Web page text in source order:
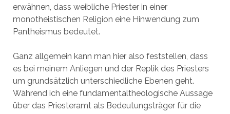
erwähnen, dass weibliche Priester in einer
monotheistischen Religion eine Hinwendung zum
Pantheismus bedeutet.
Ganz allgemein kann man hier also feststellen, dass
es bei meinem Anliegen und der Replik des Priesters
um grundsätzlich unterschiedliche Ebenen geht.
Während ich eine fundamentaltheologische Aussage
über das Priesteramt als Bedeutungsträger für die